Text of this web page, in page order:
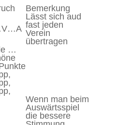
Bemerkung
Lässt sich aud
fast jeden
Verein
übertragen
…
Wenn man beim
Auswärtsspiel
die bessere